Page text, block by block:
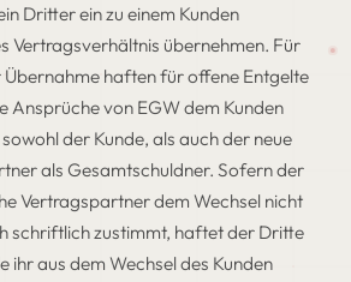
Dritter ein zu einem Kunden
Vertragsverhältnis übernehmen. Für
Übernahme haften für offene Entgelte
Ansprüche von EGW dem Kunden
der Kunde, als auch der neue
als Gesamtschuldner. Sofern der
Vertragspartner dem Wechsel nicht
schriftlich zustimmt, haftet der Dritte
ihr aus dem Wechsel des Kunden